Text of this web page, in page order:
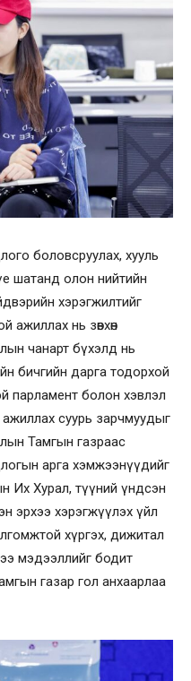
боловсруулах, хууль
шатанд олон нийтийн
хэрэгжилтийг
ажиллах нь зөвхөн
чанарт бүхэлд нь
бичгийн дарга тодорхой
парламент болон хэвлэл
суурь зарчмуудыг
Тамгын газраас
арга хэмжээнүүдийг
Их Хурал, түүний үндсэн
эрхээ хэрэгжүүлэх үйл
хүргэх, дижитал
мэдээллийг бодит
газар гол анхаарлаа